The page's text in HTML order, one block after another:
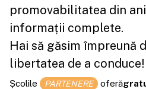
promovabilitatea din
informații complete.
Hai să găsim împreună
libertatea de a conduce!
Școlile PARTENERE oferă